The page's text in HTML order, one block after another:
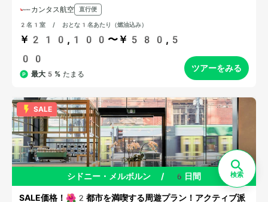
カンタス航空
直行便
2名1室 / おとな1名あたり（燃油込み）
￥210,100〜￥580,5
00
最大5% たまる
ツアーをみる
SALE
シドニー・メルボルン / 6日間
SALE価格！🌺2都市を満喫する周遊プラン！アクティブ派
検索